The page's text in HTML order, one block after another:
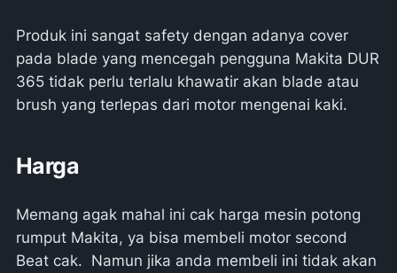
Produk ini sangat safety dengan adanya cover
pada blade yang mencegah pengguna Makita DUR
365 tidak perlu terlalu khawatir akan blade atau
brush yang terlepas dari motor mengenai kaki.
Harga
Memang agak mahal ini cak harga mesin potong
rumput Makita, ya bisa membeli motor second
Beat cak. Namun jika anda membeli ini tidak akan